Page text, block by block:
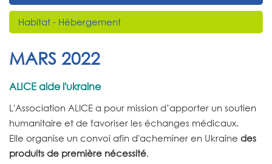
Habitat - Hébergement
MARS 2022
ALICE aide l'ukraine
L'Association ALICE a pour mission d’apporter un soutien
humanitaire et de favoriser les échanges médicaux.
Elle organise un convoi afin d'acheminer en Ukraine des
produits de première nécessité.